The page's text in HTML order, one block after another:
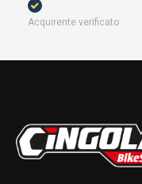
Acquirente verificato